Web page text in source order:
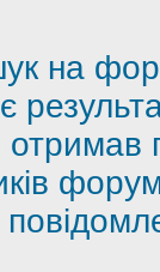
на
отримав